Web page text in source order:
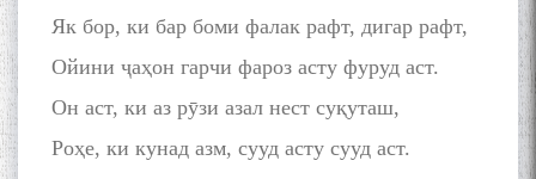
Як бор, ки бар боми фалак рафт, дигар рафт,
Ойини ҷаҳон гарчи фароз асту фуруд аст.
Он аст, ки аз рӯзи азал нест суқуташ,
Роҳе, ки кунад азм, сууд асту сууд аст.